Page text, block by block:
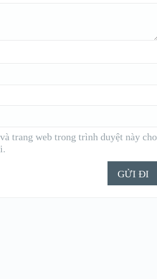
trang web trong trình duyệt này cho